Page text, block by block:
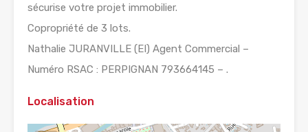
sécurise votre projet immobilier.
Copropriété de 3 lots.
Nathalie JURANVILLE (EI) Agent Commercial –
Numéro RSAC : PERPIGNAN 793664145 – .
Localisation